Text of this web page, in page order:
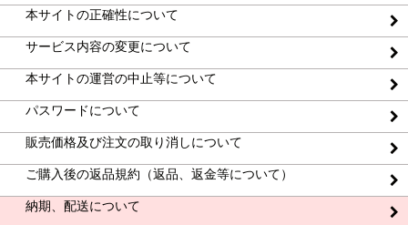
本サイトの正確性について
サービス内容の変更について
本サイトの運営の中止等について
パスワードについて
販売価格及び注文の取り消しについて
ご購入後の返品規約（返品、返金等について）
納期、配送について